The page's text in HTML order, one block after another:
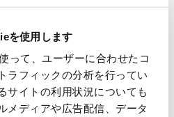
を使用します
って、ユーザーに合わせたコ
ラフィックの分析を行ってい
サイトの利用状況についても
メディアや広告配信、データ
水を一切使用せずに衛生的な
に、災害時の停電・断水時に
ターセキュリティの向上にも
は年間7,912円と見込まれて
にも寄与します。今後も、施